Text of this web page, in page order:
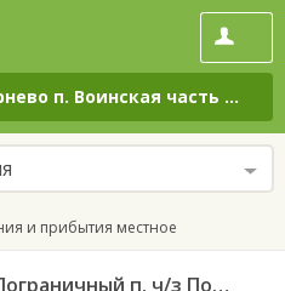
п. Воинская часть на
и прибытия местное
133 Калининград АВ — Пограничный п. ч/з Поддубное п.